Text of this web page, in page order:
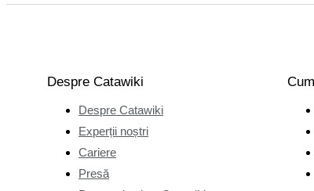
Despre Catawiki
Despre Catawiki
Experții noștri
Cariere
Presă